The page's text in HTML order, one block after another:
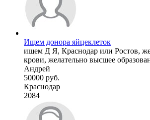
Ищем донора яйцеклеток
ищем Д Я, Краснодар или Ростов,
крови, желательно высшее
Андрей
50000 руб.
Краснодар
2084